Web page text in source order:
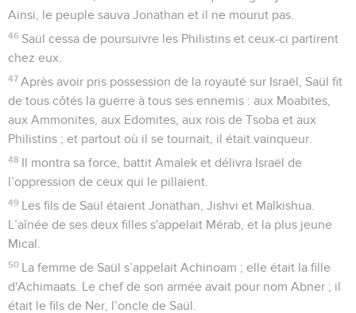
Ainsi, le peuple sauva Jonathan et il ne mourut pas.
46 Saül cessa de poursuivre les Philistins et ceux-ci partirent
chez eux.
47 Après avoir pris possession de la royauté sur Israël, Saül fit
de tous côtés la guerre à tous ses ennemis : aux Moabites,
aux Ammonites, aux Edomites, aux rois de Tsoba et aux
Philistins ; et partout où il se tournait, il était vainqueur.
48 Il montra sa force, battit Amalek et délivra Israël de
l’oppression de ceux qui le pillaient.
49 Les fils de Saül étaient Jonathan, Jishvi et Malkishua.
L’aînée de ses deux filles s'appelait Mérab, et la plus jeune
Mical.
50 La femme de Saül s’appelait Achinoam ; elle était la fille
d'Achimaats. Le chef de son armée avait pour nom Abner ; il
était le fils de Ner, l’oncle de Saül.